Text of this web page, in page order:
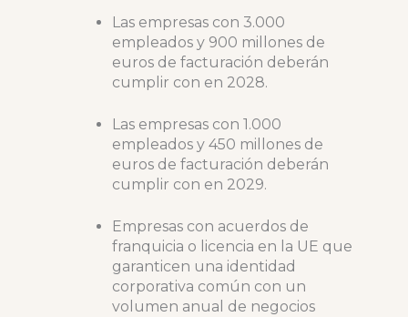
Las empresas con 3.000
empleados y 900 millones de
euros de facturación deberán
cumplir con en 2028.
Las empresas con 1.000
empleados y 450 millones de
euros de facturación deberán
cumplir con en 2029.
Empresas con acuerdos de
franquicia o licencia en la UE que
garanticen una identidad
corporativa común con un
volumen anual de negocios